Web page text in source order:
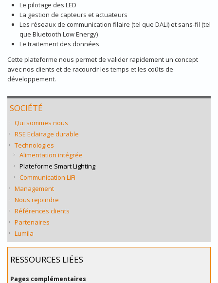
Le pilotage des LED
La gestion de capteurs et actuateurs
Les réseaux de communication filaire (tel que DALI) et sans-fil (tel
que Bluetooth Low Energy)
Le traitement des données
Cette plateforme nous permet de valider rapidement un concept
avec nos clients et de racourcir les temps et les coûts de
développement.
SOCIÉTÉ
Qui sommes nous
RSE Eclairage durable
Technologies
Alimentation intégrée
Plateforme Smart Lighting
Communication LiFi
Management
Nous rejoindre
Références clients
Partenaires
Lumila
RESSOURCES LIÉES
Pages complémentaires